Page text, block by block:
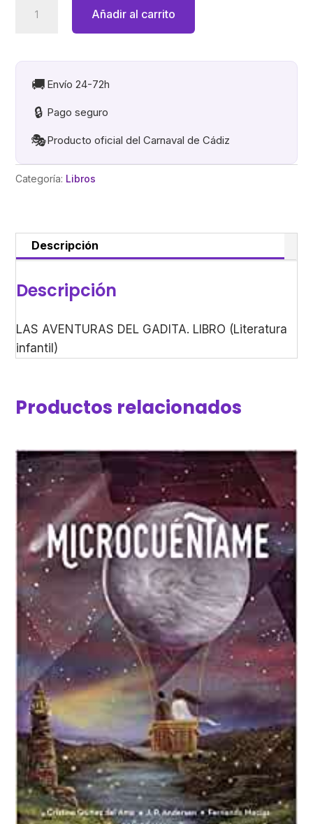
AVENTURAS
GADITA.
LIBRO
infantil)
cantidad
Añadir al carrito
🚚 Envío 24-72h
🔒 Pago seguro
🎭Producto oficial del Carnaval de Cádiz
Categoría: Libros
Descripción
Descripción
LAS AVENTURAS DEL GADITA. LIBRO (Literatura
infantil)
Productos relacionados